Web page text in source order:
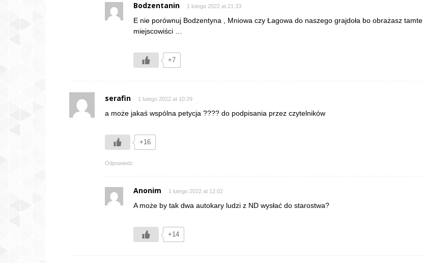
Bodzentanin 1 lutego 2022 at 21:33
E nie porównuj Bodzentyna , Mniowa czy Łagowa do naszego grajdoła bo obrażasz tamte
miejscowiści …
+7
serafin 1 lutego 2022 at 10:29
a może jakaś wspólna petycja ???? do podpisania przez czytelników
+16
Odpowiedz
Anonim 1 lutego 2022 at 12:02
A może by tak dwa autokary ludzi z ND wysłać do starostwa?
+14